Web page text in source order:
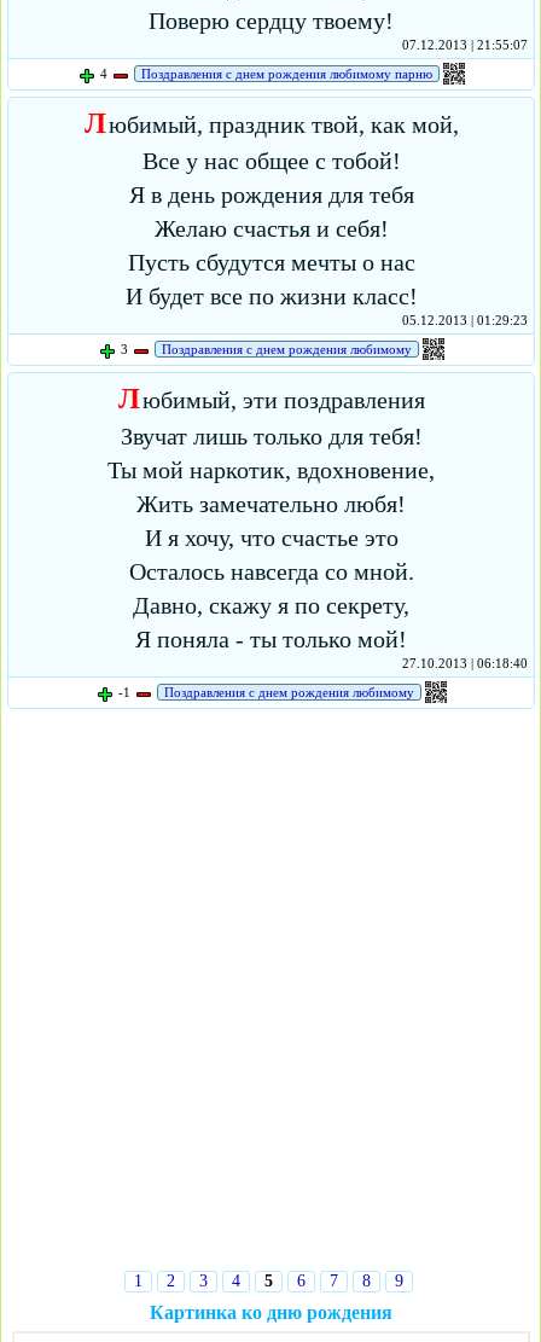
Поверю сердцу твоему!
07.12.2013 | 21:55:07
4
Поздравления с днем рождения любимому парню
Любимый, праздник твой, как мой,
Все у нас общее с тобой!
Я в день рождения для тебя
Желаю счастья и себя!
Пусть сбудутся мечты о нас
И будет все по жизни класс!
05.12.2013 | 01:29:23
3
Поздравления с днем рождения любимому
Любимый, эти поздравления
Звучат лишь только для тебя!
Ты мой наркотик, вдохновение,
Жить замечательно любя!
И я хочу, что счастье это
Осталось навсегда со мной.
Давно, скажу я по секрету,
Я поняла - ты только мой!
27.10.2013 | 06:18:40
-1
Поздравления с днем рождения любимому
1 2 3 4 5 6 7 8 9
Картинка ко дню рождения